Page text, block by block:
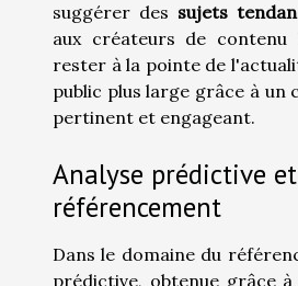
suggérer des sujets
aux créateurs de contenu
rester à la pointe de
public plus large grâce à un
pertinent et engageant.
Analyse prédictive et
référencement
Dans le domaine du
prédictive, obtenue grâce